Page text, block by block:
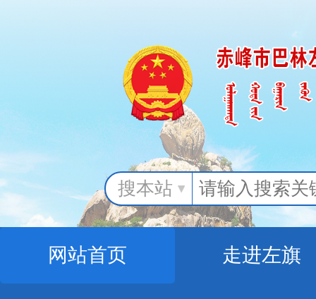
搜本站
网站首页 走进左旗